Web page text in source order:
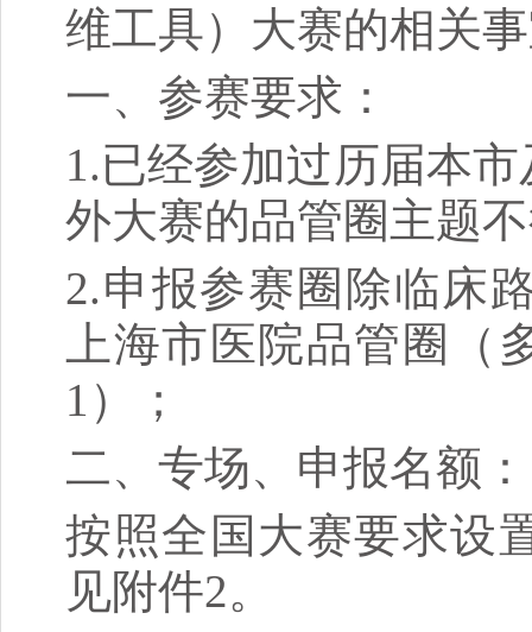
维工具）大赛的相关
一、参赛要求：
1.已经参加过历届本
外大赛的品管圈主题
2.申报参赛圈除临床
上海市医院品管圈（
1）；
二、专场、申报名额：
按照全国大赛要求设
见附件2。